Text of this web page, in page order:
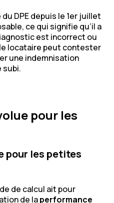
DPE depuis le 1er juillet
ce qui signifie qu’il a
est incorrect ou
locataire peut contester
une indemnisation
subi.
pour les
pour les petites
de calcul ait pour
de laperformance